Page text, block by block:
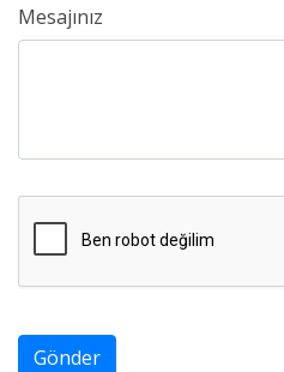
Mesajınız
Gönder